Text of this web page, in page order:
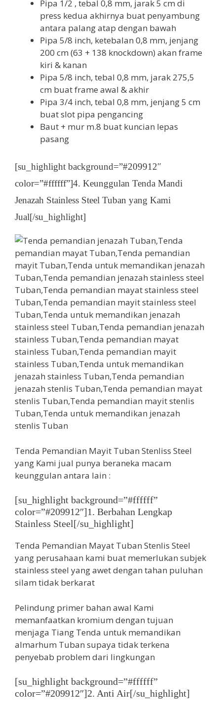
Pipa 1/2 , tebal 0,8 mm, jarak 5 cm di
press kedua akhirnya buat penyambung
antara palang atap dengan bawah
Pipa 5/8 inch, ketebalan 0,8 mm, jenjang
200 cm (63 + 138 knockdown) akan frame
kiri & kanan
Pipa 5/8 inch, tebal 0,8 mm, jarak 275,5
cm buat frame awal & akhir
Pipa 3/4 inch, tebal 0,8 mm, jenjang 5 cm
buat slot pipa pengancing
Baut + mur m.8 buat kuncian lepas
pasang
[su_highlight background=”#209912″
color=”#ffffff”]4. Keunggulan Tenda Mandi
Jenazah Stainless Steel Tuban yang Kami
Jual[/su_highlight]
Tenda Pemandian Mayit Tuban Stenliss Steel
yang Kami jual punya beraneka macam
keunggulan antara lain :
[su_highlight background=”#ffffff”
color=”#209912″]1. Berbahan Lengkap
Stainless Steel[/su_highlight]
Tenda Pemandian Mayat Tuban Stenlis Steel
yang perusahaan kami buat memerlukan subjek
stainless steel yang awet dengan tahan puluhan
silam tidak berkarat
Pelindung primer bahan awal Kami
memanfaatkan kromium dengan tujuan
menjaga Tiang Tenda untuk memandikan
almarhum Tuban supaya tidak terkena
penyebab problem dari lingkungan
[su_highlight background=”#ffffff”
color=”#209912″]2. Anti Air[/su_highlight]